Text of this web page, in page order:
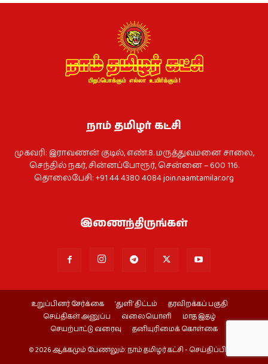
நாம் தமிழர் கட்சி
முகவரி: இராவணன் குடில், எண்.8. மருத்துவமனை சாலை,
செந்தில் நகர், சின்னப்போரூர், சென்னை – 600 116.
தொலைபேசி: +91 44 4380 4084join.naamtamilar.org
இணைந்திருங்கள்
உறுப்பினர் சேர்க்கை ‘துளி’ திட்டம்
தரவிறக்கப் பகுதி
செய்திகள் அனுப்ப
வலையொளி
மாத இதழ்
செயற்பாட்டு வரைவு
தனியுரிமைக் கொள்கை
© 2026 ஆக்கமும் பேணலும்: நாம் தமிழர் கட்சி - செய்திப்பிரிவு